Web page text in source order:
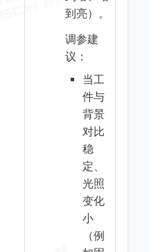
到亮）。
调参建
议：
当工
件与
背景
对比
稳
定、
光照
变化
小
（例